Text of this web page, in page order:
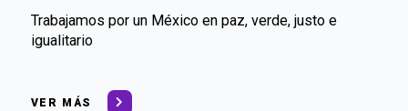
Trabajamos por un México en paz, verde, justo e
igualitario
VER MÁS